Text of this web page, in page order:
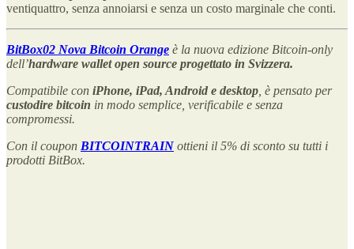
ventiquattro, senza annoiarsi e senza un costo marginale che conti.
BitBox02 Nova Bitcoin Orange è la nuova edizione Bitcoin-only
dell’hardware wallet open source progettato in Svizzera.
Compatibile con iPhone, iPad, Android e desktop , è pensato per
custodire bitcoin in modo semplice, verificabile e senza
compromessi.
Con il coupon BITCOINTRAIN ottieni il 5% di sconto su tutti i
prodotti BitBox.